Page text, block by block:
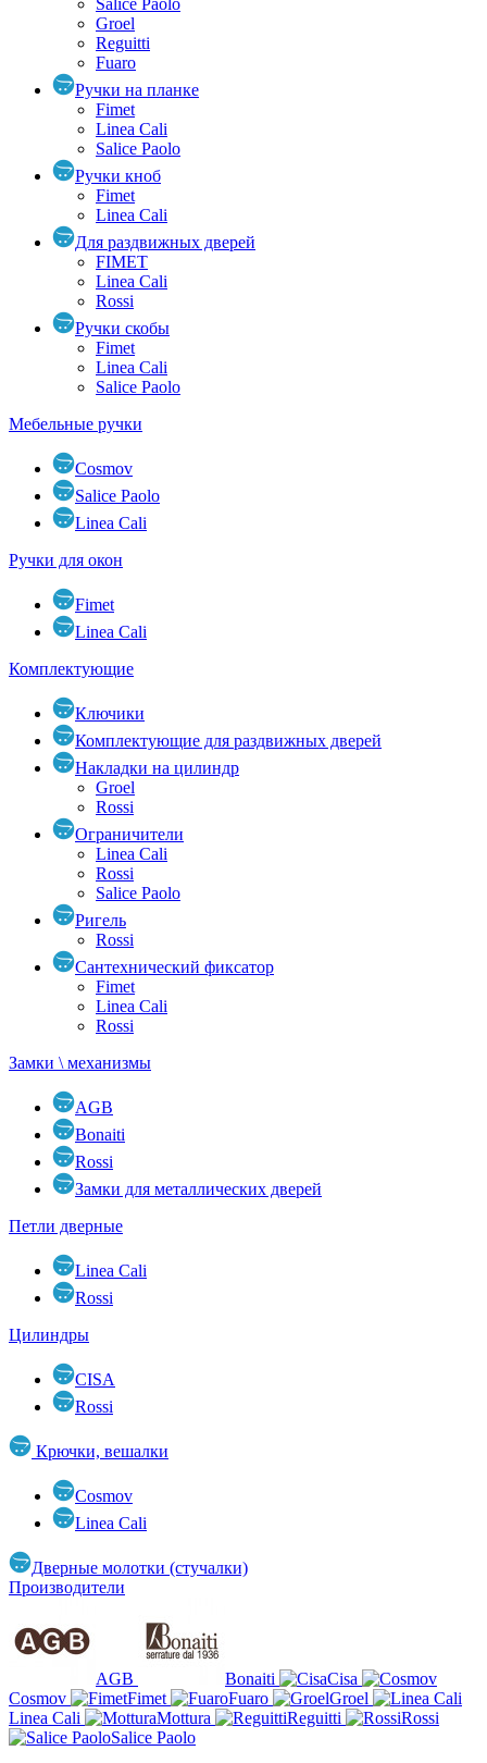
Groel
Reguitti
Fuaro
Ручки на планке
Fimet
Linea Cali
Salice Paolo
Ручки кноб
Fimet
Linea Cali
Для раздвижных дверей
FIMET
Linea Cali
Rossi
Ручки скобы
Fimet
Linea Cali
Salice Paolo
Мебельные ручки
Cosmov
Salice Paolo
Linea Cali
Ручки для окон
Fimet
Linea Cali
Комплектующие
Ключики
Комплектующие для раздвижных дверей
Накладки на цилиндр
Groel
Rossi
Ограничители
Linea Cali
Rossi
Salice Paolo
Ригель
Rossi
Сантехнический фиксатор
Fimet
Linea Cali
Rossi
Замки \ механизмы
AGB
Bonaiti
Rossi
Замки для металлических дверей
Петли дверные
Linea Cali
Rossi
Цилиндры
CISA
Rossi
Крючки, вешалки
Cosmov
Linea Cali
Дверные молотки (стучалки)
Производители
AGB Bonaiti
Cisa
Cosmov
Fimet Fuaro
Groel
Linea Cali
Mottura Reguitti
Rossi
Salice Paolo